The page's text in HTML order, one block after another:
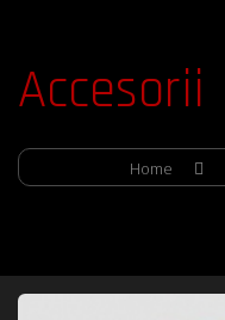
Accesorii
Home